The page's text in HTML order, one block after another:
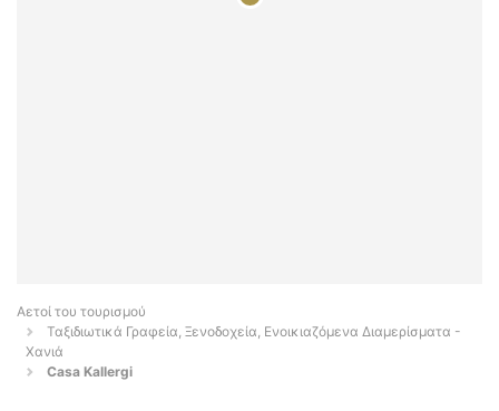
Αετοί του τουρισμού
Ταξιδιωτικά Γραφεία, Ξενοδοχεία, Ενοικιαζόμενα Διαμερίσματα -
Χανιά
Casa Kallergi